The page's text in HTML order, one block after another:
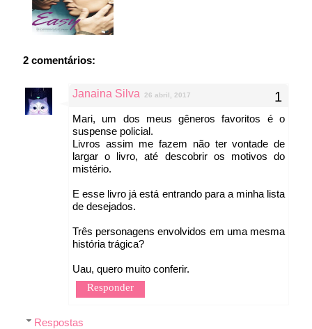
2 comentários:
Janaina Silva 26 abril, 2017
Mari, um dos meus gêneros favoritos é o
suspense policial.
Livros assim me fazem não ter vontade de
largar o livro, até descobrir os motivos do
mistério.
E esse livro já está entrando para a minha lista
de desejados.
Três personagens envolvidos em uma mesma
história trágica?
Uau, quero muito conferir.
Responder
Respostas